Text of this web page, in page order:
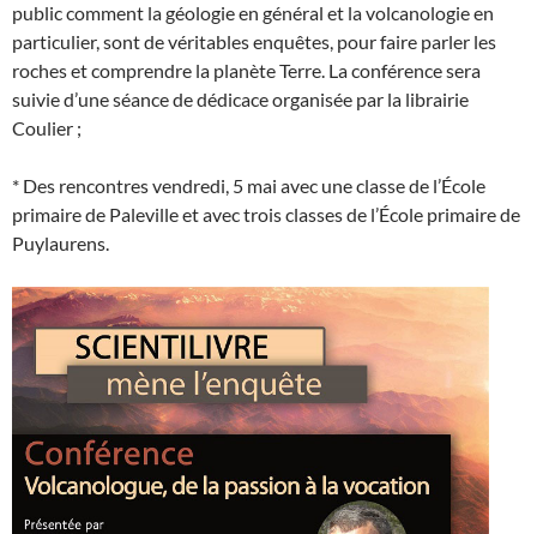
public comment la géologie en général et la volcanologie en
particulier, sont de véritables enquêtes, pour faire parler les
roches et comprendre la planète Terre. La conférence sera
suivie d’une séance de dédicace organisée par la librairie
Coulier ;
* Des rencontres vendredi, 5 mai avec une classe de l’École
primaire de Paleville et avec trois classes de l’École primaire de
Puylaurens.